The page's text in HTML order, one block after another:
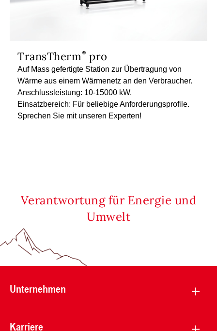
TransTherm pro
Auf Mass gefertigte Station zur Übertragung von
Wärme aus einem Wärmenetz an den Verbraucher.
Anschlussleistung: 10-15000 kW.
Einsatzbereich: Für beliebige Anforderungsprofile.
Sprechen Sie mit unseren Experten!
Verantwortung für Energie und
Umwelt
Unternehmen
Karriere